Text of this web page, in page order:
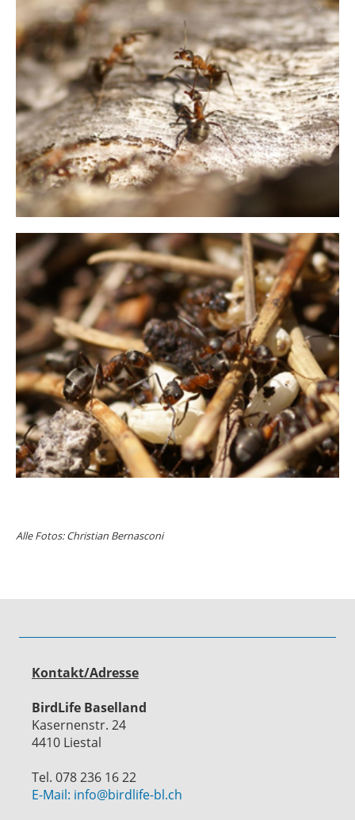
Alle Fotos: Christian Bernasconi
Kontakt/Adresse
BirdLife Baselland
Kasernenstr. 24
4410 Liestal
Tel. 078 236 16 22
E-Mail: info@birdlife-bl.ch